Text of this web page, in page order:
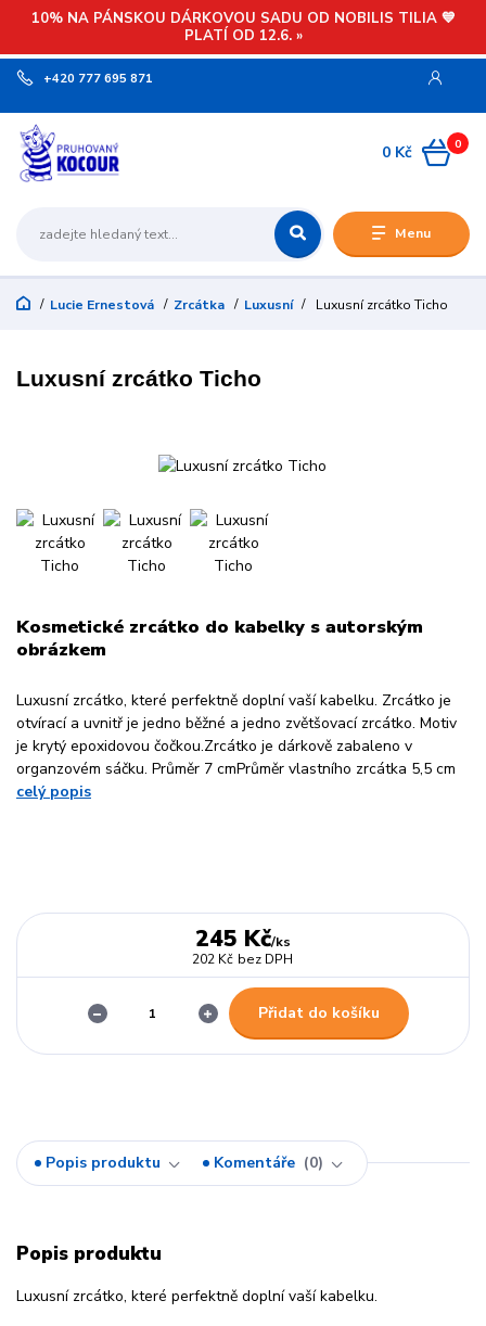
10% NA PÁNSKOU DÁRKOVOU SADU OD NOBILIS TILIA 💙
PLATÍ OD 12.6. »
Menu
+420 777 695 871
0
0 Kč
Lucie Ernestová Zrcátka Luxusní Luxusní zrcátko Ticho
Luxusní zrcátko Ticho
Kosmetické zrcátko do kabelky s autorským
obrázkem
Luxusní zrcátko, které perfektně doplní vaší kabelku. Zrcátko je
otvírací a uvnitř je jedno běžné a jedno zvětšovací zrcátko. Motiv
je krytý epoxidovou čočkou.Zrcátko je dárkově zabaleno v
organzovém sáčku. Průměr 7 cmPrůměr vlastního zrcátka 5,5 cm
celý popis
245 Kč/ks
202 Kč bez DPH
Přidat do košíku
Popis produktu Komentáře 0
Popis produktu
Luxusní zrcátko, které perfektně doplní vaší kabelku.